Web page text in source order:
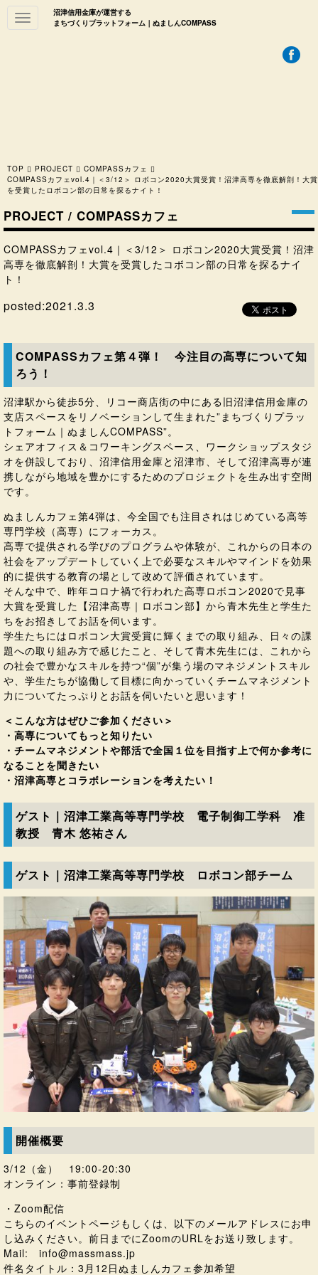
沼津信用金庫が運営する
まちづくりプラットフォーム｜ぬましんCOMPASS
Toggle
navigation
TOP PROJECT
COMPASSカフェ
COMPASSカフェvol.4｜＜3/12＞ ロボコン2020大賞受賞！沼津高専を徹底解剖！大賞
を受賞したロボコン部の日常を探るナイト！
PROJECT / COMPASSカフェ
COMPASSカフェvol.4｜＜3/12＞ ロボコン2020大賞受賞！沼津
高専を徹底解剖！大賞を受賞したコボコン部の日常を探るナイ
ト！
posted:2021.3.3
COMPASSカフェ第４弾！ 今注目の高専について知
ろう！
沼津駅から徒歩5分、リコー商店街の中にある旧沼津信用金庫の
支店スペースをリノベーションして生まれた”まちづくりプラッ
トフォーム｜ぬましんCOMPASS”。
シェアオフィス＆コワーキングスペース、ワークショップスタジ
オを併設しており、沼津信用金庫と沼津市、そして沼津高専が連
携しながら地域を豊かにするためのプロジェクトを生み出す空間
です。
ぬましんカフェ第4弾は、今全国でも注目されはじめている高等
専門学校（高専）にフォーカス。
高専で提供される学びのプログラムや体験が、これからの日本の
社会をアップデートしていく上で必要なスキルやマインドを効果
的に提供する教育の場として改めて評価されています。
そんな中で、昨年コロナ禍で行われた高専ロボコン2020で見事
大賞を受賞した【沼津高専｜ロボコン部】から青木先生と学生た
ちをお招きしてお話を伺います。
学生たちにはロボコン大賞受賞に輝くまでの取り組み、日々の課
題への取り組み方で感じたこと、そして青木先生には、これから
の社会で豊かなスキルを持つ“個”が集う場のマネジメントスキル
や、学生たちが協働して目標に向かっていくチームマネジメント
力についてたっぷりとお話を伺いたいと思います！
＜こんな方はぜひご参加ください＞
・高専についてもっと知りたい
・チームマネジメントや部活で全国１位を目指す上で何か参考に
なることを聞きたい
・沼津高専とコラボレーションを考えたい！
ゲスト｜沼津工業高等専門学校 電子制御工学科 准
教授 青木 悠祐さん
ゲスト｜沼津工業高等専門学校 ロボコン部チーム
開催概要
3/12（金） 19:00-20:30
オンライン：事前登録制
・Zoom配信
こちらのイベントページもしくは、以下のメールアドレスにお申
し込みください。前日までにZoomのURLをお送り致します。
Mail: info@massmass.jp
件名タイトル：3月12日ぬましんカフェ参加希望